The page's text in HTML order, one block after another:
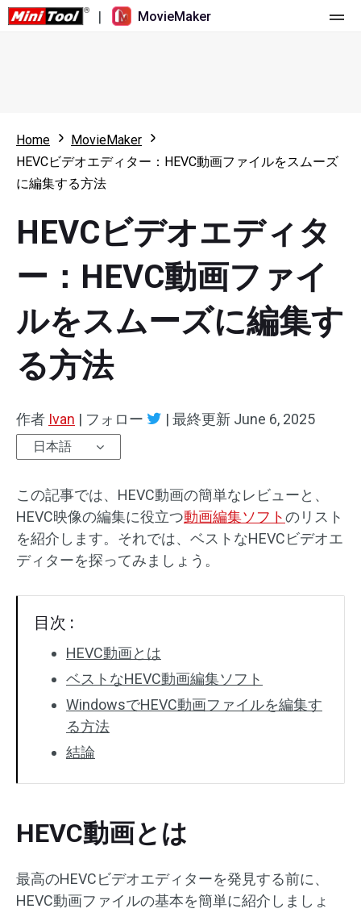
| MovieMaker
更新履歴
マルチトラック動画編集
アスペクト比
速度変更/リバース
トリミング/スプリット/クロップ
テキスト/エレメント
動画色調整
回転/反転
透かしなし
リソース
ビデオ編集のヒント
画面録画ツール
動画変換ツール
オンライン動画ダウンロード ツール
Home
MovieMaker
HEVCビデオエディター：HEVC動画ファイルをスムーズ
に編集する方法
HEVCビデオエディタ
ー：HEVC動画ファイ
ルをスムーズに編集す
る方法
作者 Ivan | フォロー | 最終更新 June 6, 2025
日本語
この記事では、HEVC動画の簡単なレビューと、
HEVC映像の編集に役立つ動画編集ソフトのリスト
を紹介します。それでは、ベストなHEVCビデオエ
ディターを探ってみましょう。
目次 :
HEVC動画とは
ベストなHEVC動画編集ソフト
WindowsでHEVC動画ファイルを編集す
る方法
結論
HEVC動画とは
最高のHEVCビデオエディターを発見する前に、
HEVC動画ファイルの基本を簡単に紹介しましょ